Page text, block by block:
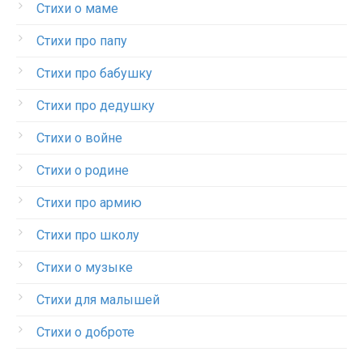
Стихи о маме
Стихи про папу
Стихи про бабушку
Стихи про дедушку
Стихи о войне
Стихи о родине
Стихи про армию
Стихи про школу
Стихи о музыке
Стихи для малышей
Стихи о доброте